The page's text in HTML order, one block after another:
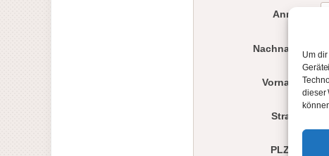
Um
dieser
Anrede:
Nachname:*
Vorname:*
Strasse:
PLZ/Ort: